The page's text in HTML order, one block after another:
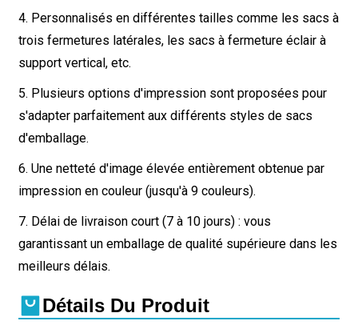
4. Personnalisés en différentes tailles comme les sacs à
trois fermetures latérales, les sacs à fermeture éclair à
support vertical, etc.
5. Plusieurs options d'impression sont proposées pour
s'adapter parfaitement aux différents styles de sacs
d'emballage.
6. Une netteté d'image élevée entièrement obtenue par
impression en couleur (jusqu'à 9 couleurs).
7. Délai de livraison court (7 à 10 jours) : vous
garantissant un emballage de qualité supérieure dans les
meilleurs délais.
Détails Du Produit